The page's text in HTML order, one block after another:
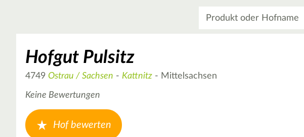
Hofgut Pulsitz
4749 Ostrau / Sachsen - Kattnitz - Mittelsachsen
Keine Bewertungen
Hof bewerten